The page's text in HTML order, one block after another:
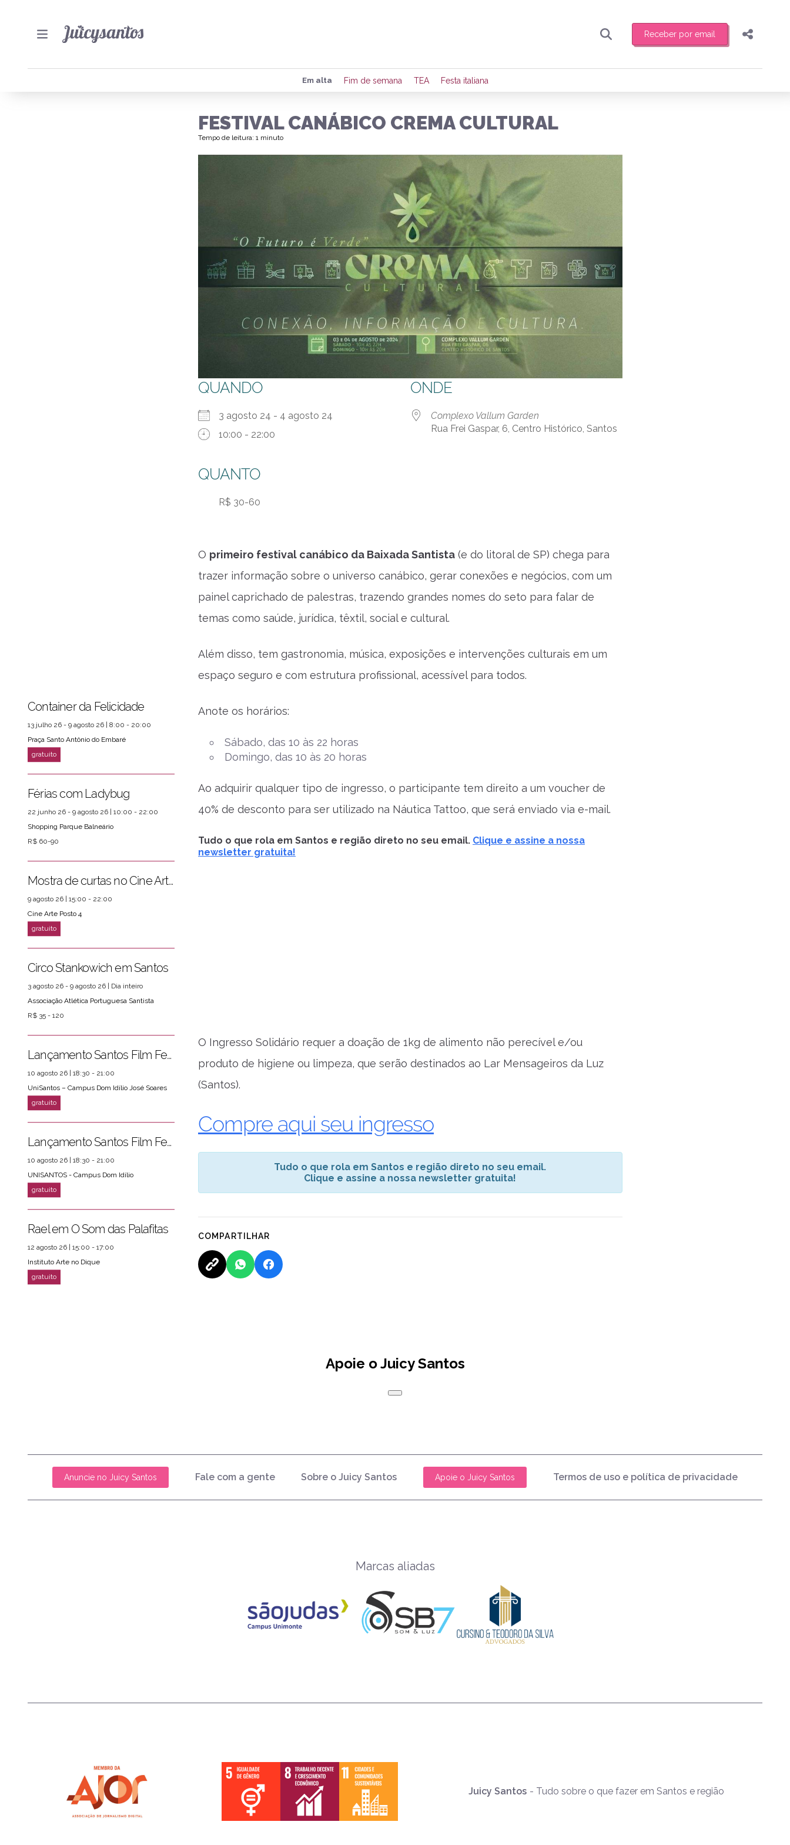
Receber por email
Preencha seus dados para receber toda sexta-feira de manhã o resumo
de eventos e notícias da região.
Quero receber novidades
Compartilhar
Em alta Fim de semana TEA Festa italiana
FESTIVAL CANÁBICO CREMA CULTURAL
Tempo de leitura: 1 minuto
QUANDO
3 agosto 24 - 4 agosto 24
10:00 - 22:00
ONDE
Complexo Vallum Garden
Rua Frei Gaspar, 6, Centro Histórico, Santos
QUANTO
R$ 30-60
O primeiro festival canábico da Baixada Santista (e do litoral de SP) chega para
trazer informação sobre o universo canábico, gerar conexões e negócios, com um
painel caprichado de palestras, trazendo grandes nomes do seto para falar de
temas como saúde, jurídica, têxtil, social e cultural.
Além disso, tem gastronomia, música, exposições e intervenções culturais em um
espaço seguro e com estrutura profissional, acessível para todos.
Anote os horários:
Sábado, das 10 às 22 horas
Domingo, das 10 às 20 horas
Ao adquirir qualquer tipo de ingresso, o participante tem direito a um voucher de
40% de desconto para ser utilizado na Náutica Tattoo, que será enviado via e-mail.
Tudo o que rola em Santos e região direto no seu email. Clique e assine a nossa
newsletter gratuita!
O Ingresso Solidário requer a doação de 1kg de alimento não perecível e/ou
produto de higiene ou limpeza, que serão destinados ao Lar Mensageiros da Luz
(Santos).
Compre aqui seu ingresso
Tudo o que rola em Santos e região direto no seu email.
Clique e assine a nossa newsletter gratuita!
COMPARTILHAR
PRÓXIMOS EVENTOS
Container da Felicidade
13 julho 26 - 9 agosto 26 | 8:00 - 20:00
Praça Santo Antônio do Embaré
Férias com Ladybug
22 junho 26 - 9 agosto 26 | 10:00 - 22:00
Shopping Parque Balneário
R$ 60-90
Mostra de curtas no Cine Arte Posto 4
9 agosto 26 | 15:00 - 22:00
Cine Arte Posto 4
Circo Stankowich em Santos
3 agosto 26 - 9 agosto 26 | Dia inteiro
Associação Atlética Portuguesa Santista
R$ 35 - 120
Lançamento Santos Film Fest
10 agosto 26 | 18:30 - 21:00
UniSantos – Campus Dom Idílio José Soares
Lançamento Santos Film Fest
10 agosto 26 | 18:30 - 21:00
UNISANTOS - Campus Dom Idílio
Rael em O Som das Palafitas
12 agosto 26 | 15:00 - 17:00
Instituto Arte no Dique
Apoie o Juicy Santos
Anuncie no Juicy Santos Fale com a gente Sobre o Juicy Santos Apoie o Juicy Santos Termos de uso e política de privacidade
Marcas aliadas
Juicy Santos - Tudo sobre o que fazer em Santos e região